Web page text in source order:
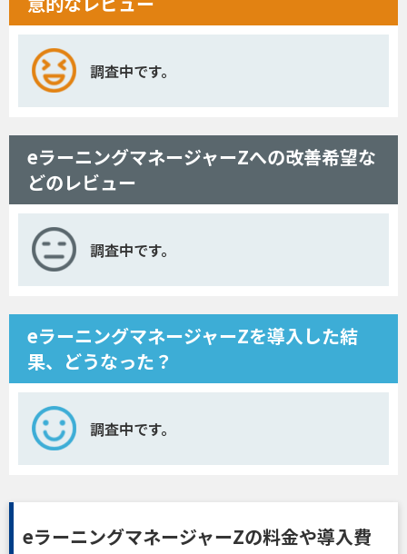
調査中です。
eラーニングマネージャーZへの改善希望な
どのレビュー
調査中です。
eラーニングマネージャーZを導入した結
果、どうなった？
調査中です。
eラーニングマネージャーZの料金や導入費